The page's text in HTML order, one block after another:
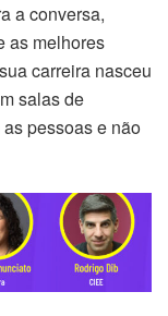
a conversa,
as melhores
carreira nasceu
salas de
pessoas e não